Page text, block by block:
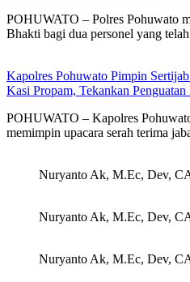
POHUWATO – Polres Pohuwato
Bhakti bagi dua personel yang
Kapolres Pohuwato Pimpin
Kasi Propam, Tekankan
POHUWATO – Kapolres
memimpin upacara serah terima
Nuryanto Ak, M.Ec, Dev,
Nuryanto Ak, M.Ec, Dev,
Nuryanto Ak, M.Ec, Dev,